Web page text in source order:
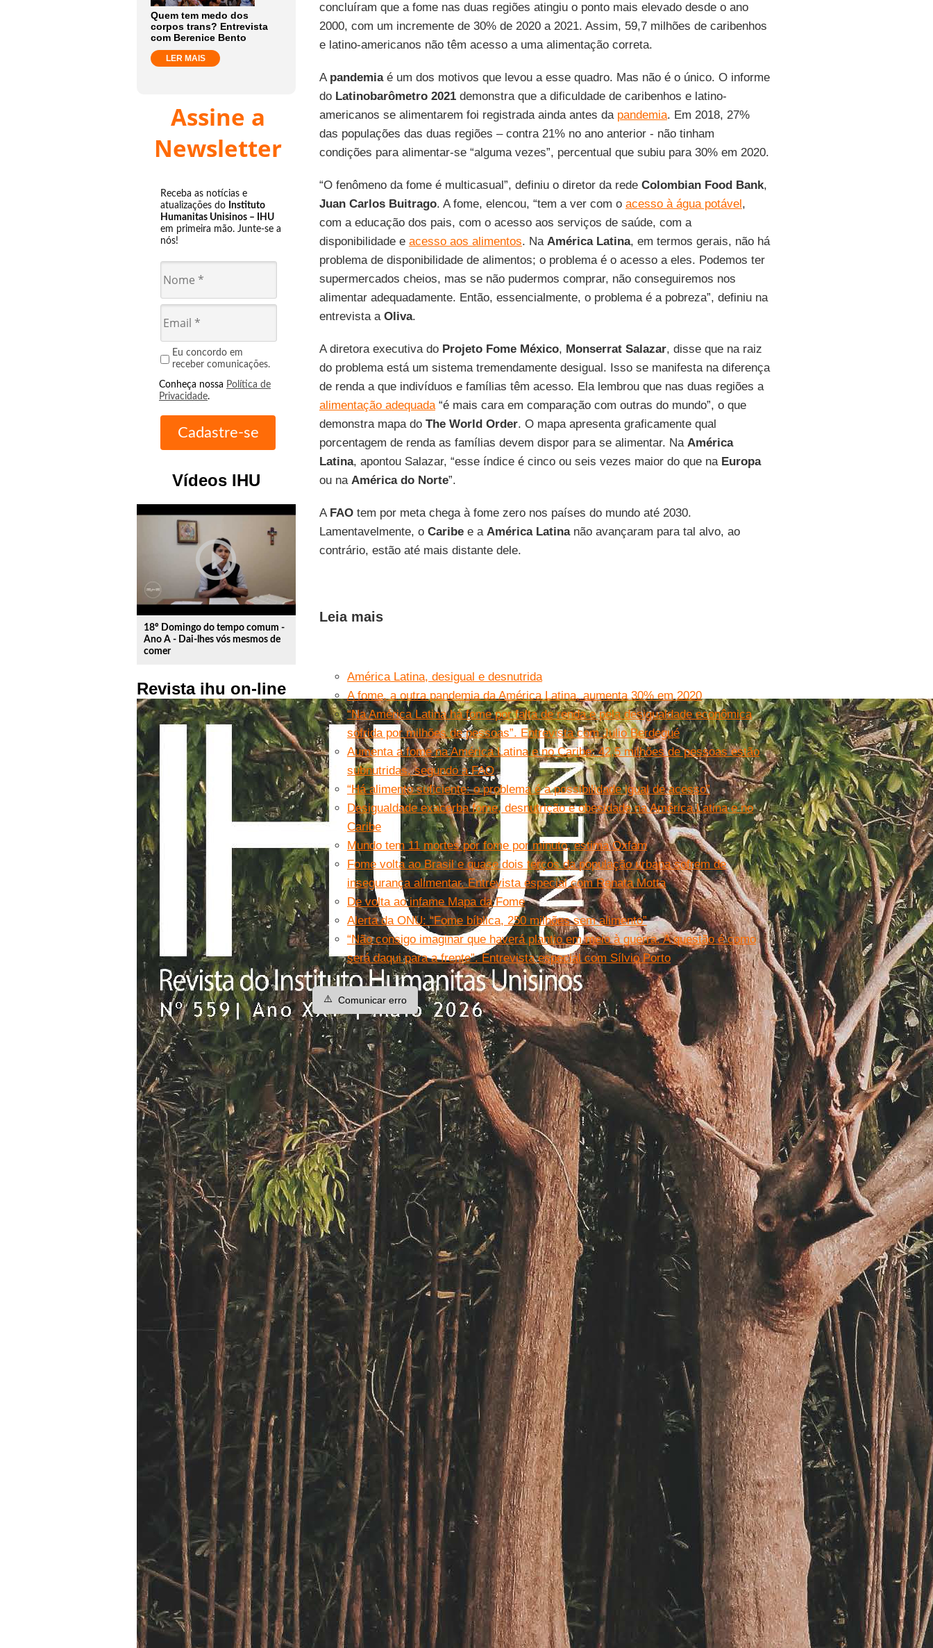
Quem tem medo dos
corpos trans? Entrevista
com Berenice Bento
LER MAIS
Assine a
Newsletter
Receba as notícias e
atualizações do Instituto
Humanitas Unisinos – IHU
em primeira mão. Junte-se a
nós!
Eu concordo em
receber comunicações.
Conheça nossa Política de
Privacidade.
Vídeos IHU
play_circle_outline
18º Domingo do tempo comum -
Ano A - Dai-lhes vós mesmos de
comer
Revista ihu on-line
concluíram que a fome nas duas regiões atingiu o ponto mais elevado desde o ano
2000, com um incremente de 30% de 2020 a 2021. Assim, 59,7 milhões de caribenhos
e latino-americanos não têm acesso a uma alimentação correta.
A pandemiaé um dos motivos que levou a esse quadro. Mas não é o único. O informe
do Latinobarômetro 2021demonstra que a dificuldade de caribenhos e latino-
americanos se alimentarem foi registrada ainda antes da pandemia. Em 2018, 27%
das populações das duas regiões – contra 21% no ano anterior - não tinham
condições para alimentar-se “alguma vezes”, percentual que subiu para 30% em 2020.
“O fenômeno da fome é multicasual”, definiu o diretor da rede Colombian Food Bank,
Juan Carlos Buitrago. A fome, elencou, “tem a ver com o acesso à água potável,
com a educação dos pais, com o acesso aos serviços de saúde, com a
disponibilidade e acesso aos alimentos. Na América Latina, em termos gerais, não há
problema de disponibilidade de alimentos; o problema é o acesso a eles. Podemos ter
supermercados cheios, mas se não pudermos comprar, não conseguiremos nos
alimentar adequadamente. Então, essencialmente, o problema é a pobreza”, definiu na
entrevista a Oliva.
A diretora executiva do Projeto Fome México, Monserrat Salazar, disse que na raiz
do problema está um sistema tremendamente desigual. Isso se manifesta na diferença
de renda a que indivíduos e famílias têm acesso. Ela lembrou que nas duas regiões a
alimentação adequada“é mais cara em comparação com outras do mundo”, o que
demonstra mapa do The World Order. O mapa apresenta graficamente qual
porcentagem de renda as famílias devem dispor para se alimentar. Na América
Latina, apontou Salazar, “esse índice é cinco ou seis vezes maior do que na Europa
ou na América do Norte”.
A FAOtem por meta chega à fome zero nos países do mundo até 2030.
Lamentavelmente, o Caribee a América Latinanão avançaram para tal alvo, ao
contrário, estão até mais distante dele.
Leia mais
América Latina, desigual e desnutrida
A fome, a outra pandemia da América Latina, aumenta 30% em 2020
“Na América Latina há fome por falta de renda e pela desigualdade econômica
sofrida por milhões de pessoas”. Entrevista com Julio Berdegué
Aumenta a fome na América Latina e no Caribe: 42,5 milhões de pessoas estão
subnutridas, segundo a FAO
“Há alimento suficiente: o problema é a possibilidade igual de acesso”
Desigualdade exacerba fome, desnutrição e obesidade na América Latina e no
Caribe
Mundo tem 11 mortes por fome por minuto, estima Oxfam
Fome volta ao Brasil e quase dois terços da população urbana sofrem de
insegurança alimentar. Entrevista especial com Renata Motta
De volta ao infame Mapa da Fome
Alerta da ONU: “Fome bíblica, 250 milhões sem alimento”
“Não consigo imaginar que haverá plantio em meio à guerra. A questão é como
será daqui para a frente”. Entrevista especial com Sílvio Porto
⚠️ Comunicar erro